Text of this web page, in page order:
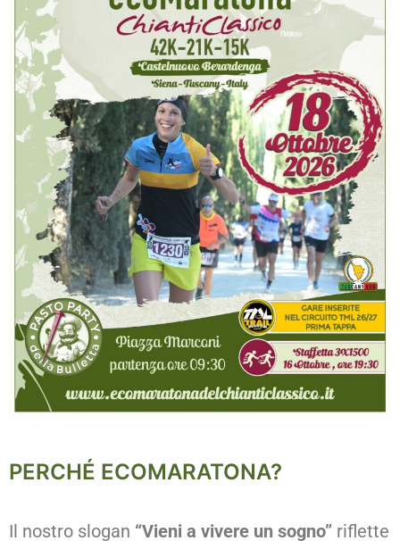
PERCHÉ ECOMARATONA?
Il nostro slogan “Vieni a vivere un sogno” riflette